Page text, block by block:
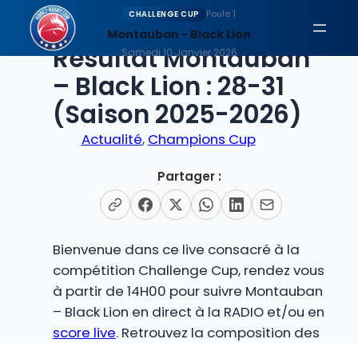
contenu
EN DIRECT
Résultat Montauban
– Black Lion : 28-31
(Saison 2025-2026)
Actualité, Champions Cup
Partager :
Bienvenue dans ce live consacré à la
compétition Challenge Cup, rendez vous
à partir de 14H00 pour suivre Montauban
– Black Lion en direct à la RADIO et/ou en
score live. Retrouvez la composition des
CHALLENGE CUP Poule 1
Montauban - Black Lion
Samedi 10 Janvier 2026